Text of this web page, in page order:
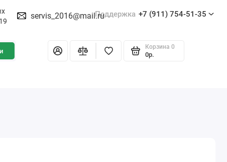
servis_2016@mail.ruПоддержка +7 (911) 754-51-35
Корзина 0
0р.